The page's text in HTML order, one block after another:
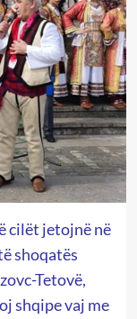
cilët jetojnë në
shoqatës
Tetovë,
shqipe vaj me